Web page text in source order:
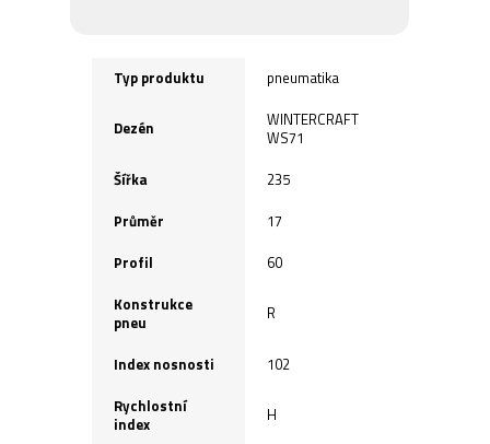
Typ produktu pneumatika
Dezén
WINTERCRAFT
WS71
Šířka
235
Průměr
17
Profil
60
Konstrukce
pneu
R
Index nosnosti
102
Rychlostní
index
H